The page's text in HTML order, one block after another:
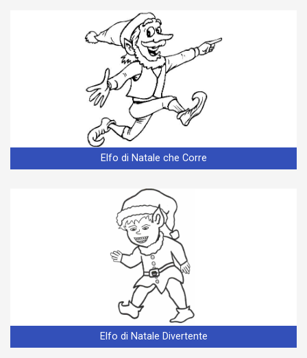
Elfo di Natale che Corre
Elfo di Natale Divertente